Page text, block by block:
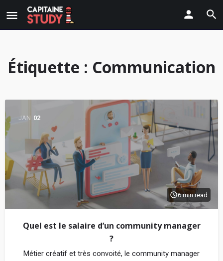
Étiquette : Communication
JAN 02
6 min read
Quel est le salaire d’un community manager
?
Métier créatif et très convoité, le community manager